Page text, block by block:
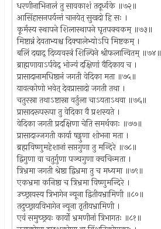
धरणीनाभिनालं तु सावकाशं तदूर्ध्वके ॥७२॥
आसिंहासनपर्यन्तं चानयेत् सुखदो हि सः ।
कूर्मस्य स्थापने शिलास्थापने घृतपक्वकम् ॥७३॥
मिष्टान्नं देवताभ्यश्च दिक्पालेभ्योऽपि मिष्टकम् ।
बलिं दद्याद् दिव्यवस्त्रं शिल्पिने श्रीफलान्वितम् ॥७४॥
ब्राह्मणायाऽर्पयेद् भोज्यं दक्षिणां वैदिकाय च ।
प्रासादानामधिष्ठानं जगती वेदिका मता ॥७५॥
यावत्कोणो भवेत् देवप्रासादो जगती तथा ।
चतुरस्रा तथाऽष्टास्रा वर्तुला चाऽयताऽथवा ॥७६॥
प्रासादरूपरूपा तु वेदिका वै प्रशस्यते ।
वेदिका जगती प्रदक्षिणा चेति समर्थकाः ॥७७॥
प्रासादाज्जगती कार्या षड्गुणा शोभना मता ।
ब्रह्मविष्णुमहेशानां सप्तगुणा तु मन्दिरे ॥७८॥
द्विगुणा वा चतुर्गुणा पञ्चगुणा क्वचिन्मता ।
त्रिभ्रमा जगती श्रेष्ठा द्विभ्रमा तु च मध्यमा ॥७९॥
एकभ्रमा कनिष्ठा च त्रिभ्रमा विष्णुमन्दिरे ।
उच्छ्रायस्य त्रिभागेन न्यूना द्वितीयभ्रामिणी ॥८०॥
तदुच्छ्रायविभागेन न्यूना तृतीयभ्रामिणी ।
एवं समुच्छ्रयः कार्यो भ्रमणीनां त्रिभागतः ॥८१॥